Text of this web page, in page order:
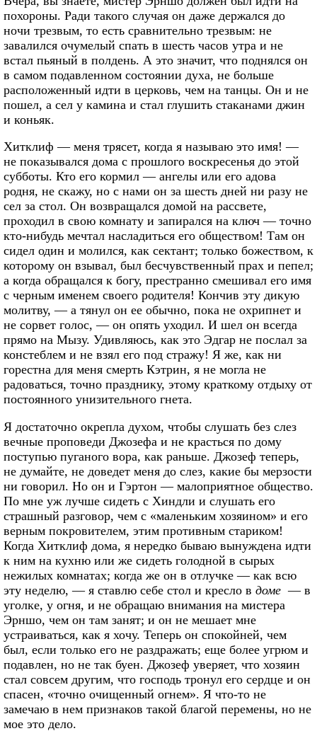
похороны. Ради такого случая он даже держался до
ночи трезвым, то есть сравнительно трезвым: не
завалился очумелый спать в шесть часов утра и не
встал пьяный в полдень. А это значит, что поднялся он
в самом подавленном состоянии духа, не больше
расположенный идти в церковь, чем на танцы. Он и не
пошел, а сел у камина и стал глушить стаканами джин
и коньяк.
Хитклиф — меня трясет, когда я называю это имя! —
не показывался дома с прошлого воскресенья до этой
субботы. Кто его кормил — ангелы или его адова
родня, не скажу, но с нами он за шесть дней ни разу не
сел за стол. Он возвращался домой на рассвете,
проходил в свою комнату и запирался на ключ — точно
кто-нибудь мечтал насладиться его обществом! Там он
сидел один и молился, как сектант; только божеством, к
которому он взывал, был бесчувственный прах и пепел;
а когда обращался к богу, престранно смешивал его имя
с черным именем своего родителя! Кончив эту дикую
молитву, — а тянул он ее обычно, пока не охрипнет и
не сорвет голос, — он опять уходил. И шел он всегда
прямо на Мызу. Удивляюсь, как это Эдгар не послал за
констеблем и не взял его под стражу! Я же, как ни
горестна для меня смерть Кэтрин, я не могла не
радоваться, точно празднику, этому краткому отдыху от
постоянного унизительного гнета.
Я достаточно окрепла духом, чтобы слушать без слез
вечные проповеди Джозефа и не красться по дому
поступью пуганого вора, как раньше. Джозеф теперь,
не думайте, не доведет меня до слез, какие бы мерзости
ни говорил. Но он и Гэртон — малоприятное общество.
По мне уж лучше сидеть с Хиндли и слушать его
страшный разговор, чем с «маленьким хозяином» и его
верным покровителем, этим противным стариком!
Когда Хитклиф дома, я нередко бываю вынуждена идти
к ним на кухню или же сидеть голодной в сырых
нежилых комнатах; когда же он в отлучке — как всю
эту неделю, — я ставлю себе стол и кресло в доме — в
уголке, у огня, и не обращаю внимания на мистера
Эрншо, чем он там занят; и он не мешает мне
устраиваться, как я хочу. Теперь он спокойней, чем
был, если только его не раздражать; еще более угрюм и
подавлен, но не так буен. Джозеф уверяет, что хозяин
стал совсем другим, что господь тронул его сердце и он
спасен, «точно очищенный огнем». Я что-то не
замечаю в нем признаков такой благой перемены, но не
мое это дело.